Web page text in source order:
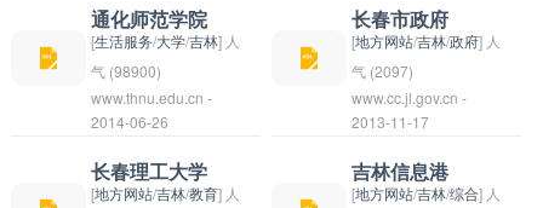
社会责任。
政治方向、教育方向和
办学方向，继续培养德
智体美全面发展的高素
质优秀人才。
吉林省和东北地区的文
化艺术事业做出了重要
贡献。
和声誉。吉林大学是一
所以理工科为主，工、
理、文、法、管理、
农、医等多学科协调发
展的学府，拥有一支高
水平的教师队伍和完善
的教学科研设施。学校
教育资源、招生信息等
内容，旨在推动吉林省
教育事业的发展，促进
教育信息化建设。由于
吉林教育官方网站不同
时间可能有不同地址或
域名，建议直接在搜索
高等学府，是一所以工
商管理为特色的综合性
大学。学校创建于
1998年，是由吉林省
人民政府和中国工商银
行联合创办的本科层次
普通高校。学校注重学
在线平台，用户可以在
该平台上搜索长春的各
类房产信息，包括新
房、二手房、租房等。
搜房长春为用户提供详
细的房产信息和图片展
示，方便用户浏览和选
通化师范学院
[生活服务/大学/吉林] 人
气 (98900)
通化师范学院是一所位
于中国吉林省通化市的
本科高校，前身是成立
于1958年的吉林省通
www.thnu.edu.cn -
2014-06-26
长春市政府
[地方网站/吉林/政府] 人
气 (2097)
长春市政府是中国吉林
省长春市的行政机关，
负责管理和领导长春市
的政府工作。长春市政
www.cc.jl.gov.cn -
2013-11-17
长春理工大学
[地方网站/吉林/教育] 人
吉林信息港
[地方网站/吉林/综合] 人